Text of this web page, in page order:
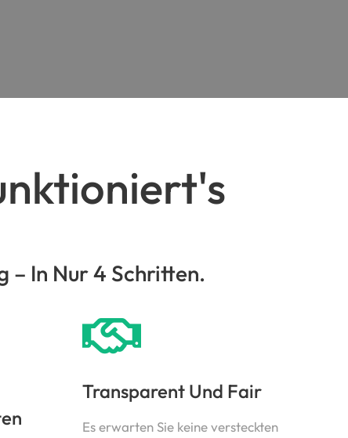
– In Nur 4 Schritten.
Transparent Und Fair
Es erwarten Sie keine versteckten